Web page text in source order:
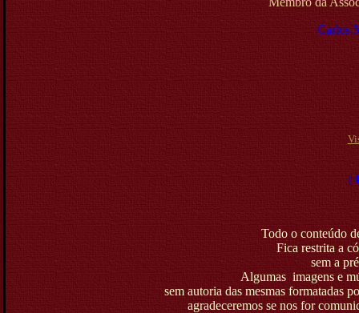
Carlos
[
Todo o conteúdo
Fica restrita a
sem a
Algumas imagens e
sem autoria das mesmas formatadas
agradeceremos se nos for